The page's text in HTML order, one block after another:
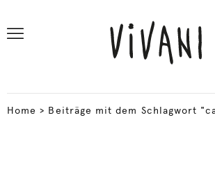
Home > Beiträge mit dem Schlagwort